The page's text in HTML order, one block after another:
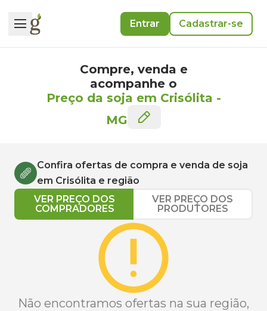
Entrar Cadastrar-se
Compre, venda e
acompanhe o
Preço da soja em Crisólita -
MG
Confira ofertas de compra e venda de soja
em Crisólita e região
VER PREÇO DOS
COMPRADORES
VER PREÇO DOS
PRODUTORES
Não encontramos ofertas na sua região,